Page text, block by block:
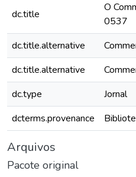
dc.title
O
0537
dc.title.alternative
dc.title.alternative
dc.type
Jornal
dcterms.provenance
Arquivos
Pacote original